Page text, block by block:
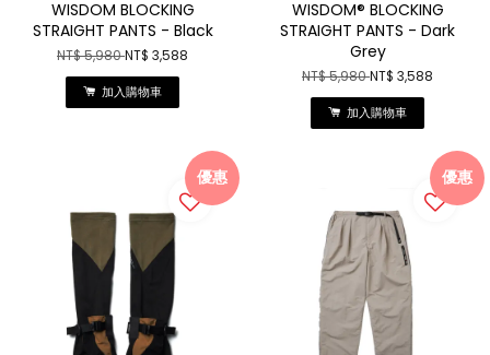
WISDOM BLOCKING
STRAIGHT PANTS - Black
NT$ 5,980NT$ 3,588
加入購物車
WISDOM® BLOCKING
STRAIGHT PANTS - Dark
Grey
NT$ 5,980NT$ 3,588
加入購物車
優惠 優惠